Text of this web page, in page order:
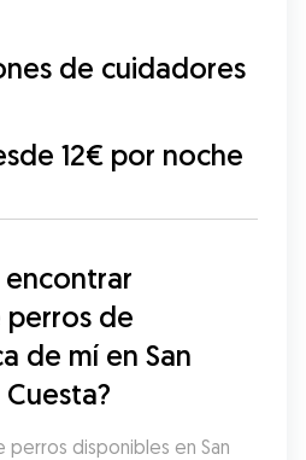
de cuidadores
12€ por noche
de
de mí en San
perros disponibles en San